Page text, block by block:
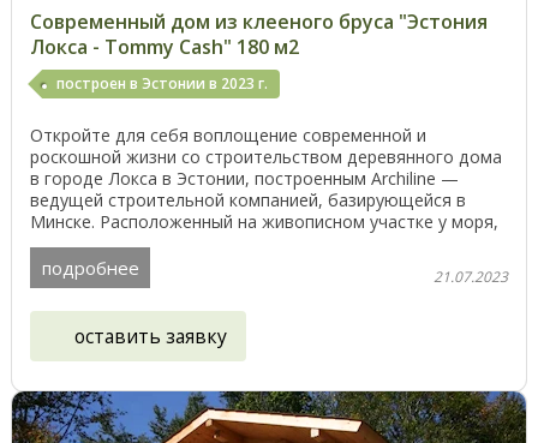
Современный дом из клееного бруса "Эстония
Локса - Tommy Cash" 180 м2
построен в Эстонии в 2023 г.
Откройте для себя воплощение современной и
роскошной жизни со строительством деревянного дома
в городе Локса в Эстонии, построенным Archiline —
ведущей строительной компанией, базирующейся в
Минске. Расположенный на живописном участке у моря,
этот ...
подробнее 21.07.2023
оставить заявку